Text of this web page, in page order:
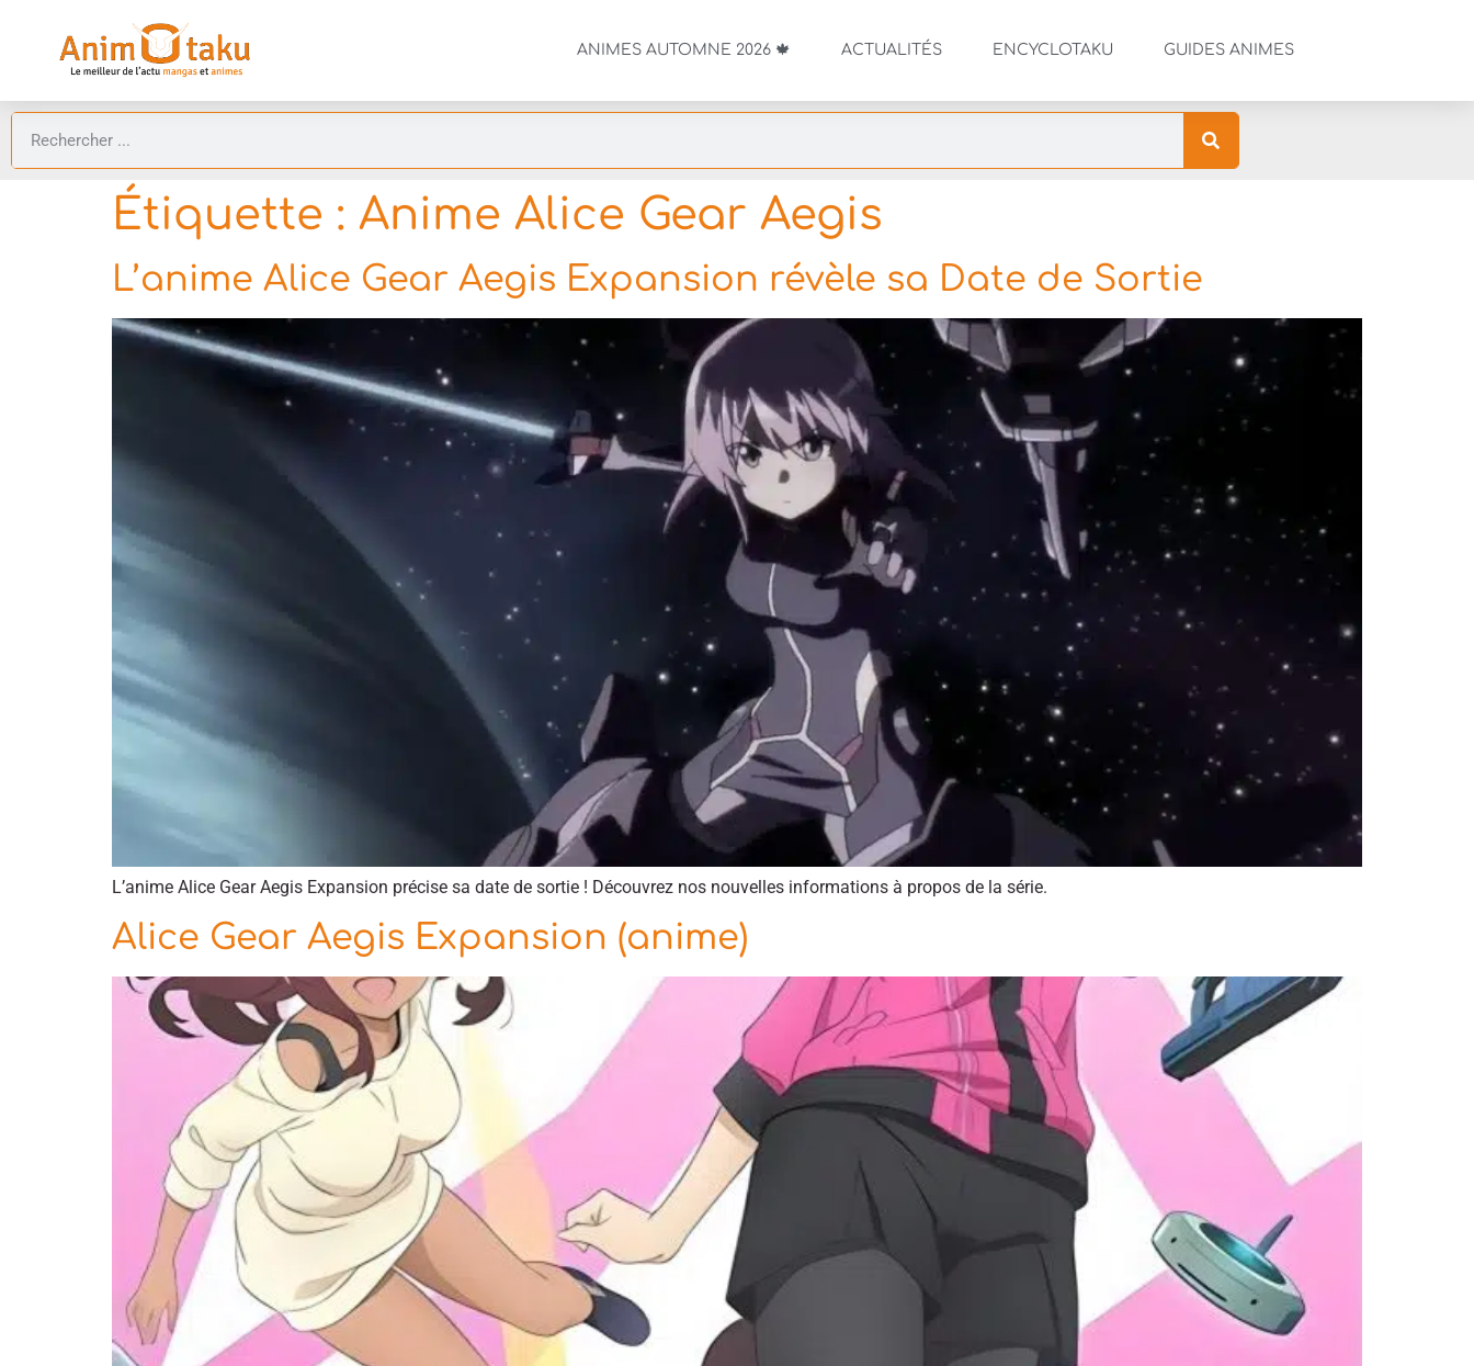
ANIMES AUTOMNE 2026 🍁 ACTUALITÉS ENCYCLOTAKU GUIDES ANIMES
Étiquette : Anime Alice Gear Aegis
L’anime Alice Gear Aegis Expansion révèle sa Date de Sortie
L’anime Alice Gear Aegis Expansion précise sa date de sortie ! Découvrez nos nouvelles informations à propos de la série.
Alice Gear Aegis Expansion (anime)